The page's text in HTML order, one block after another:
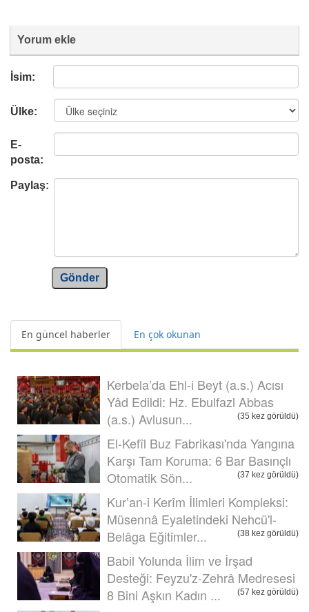
Yorum ekle
İsim:
Ülke:
E-
posta:
Paylaş:
Gönder
En güncel haberler En çok okunan
Kerbela’da Ehl-i Beyt (a.s.) Acısı
Yâd Edildi: Hz. Ebulfazl Abbas
(a.s.) Avlusun...
(35 kez görüldü)
El-Kefîl Buz Fabrikası'nda Yangına
Karşı Tam Koruma: 6 Bar Basınçlı
Otomatik Sön...
(37 kez görüldü)
Kur’an-i Kerîm İlimleri Kompleksi:
Müsennâ Eyaletindeki Nehcü'l-
Belâga Eğitimler...
(38 kez görüldü)
Babil Yolunda İlim ve İrşad
Desteği: Feyzu'z-Zehrâ Medresesi
8 Bini Aşkın Kadın ...
(57 kez görüldü)